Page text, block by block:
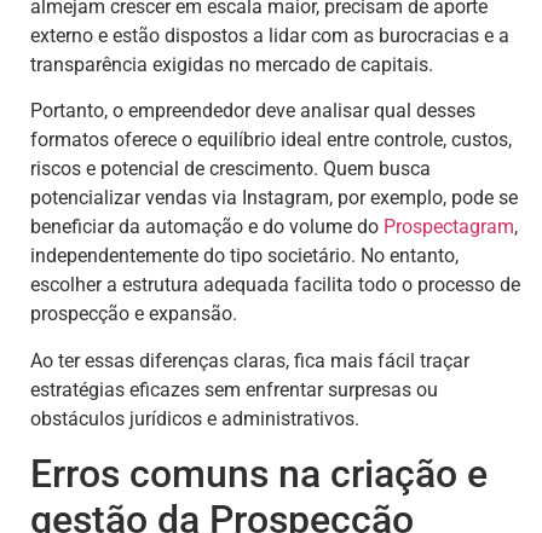
almejam crescer em escala maior, precisam de aporte
externo e estão dispostos a lidar com as burocracias e a
transparência exigidas no mercado de capitais.
Portanto, o empreendedor deve analisar qual desses
formatos oferece o equilíbrio ideal entre controle, custos,
riscos e potencial de crescimento. Quem busca
potencializar vendas via Instagram, por exemplo, pode se
beneficiar da automação e do volume do Prospectagram,
independentemente do tipo societário. No entanto,
escolher a estrutura adequada facilita todo o processo de
prospecção e expansão.
Ao ter essas diferenças claras, fica mais fácil traçar
estratégias eficazes sem enfrentar surpresas ou
obstáculos jurídicos e administrativos.
Erros comuns na criação e
gestão da Prospecção